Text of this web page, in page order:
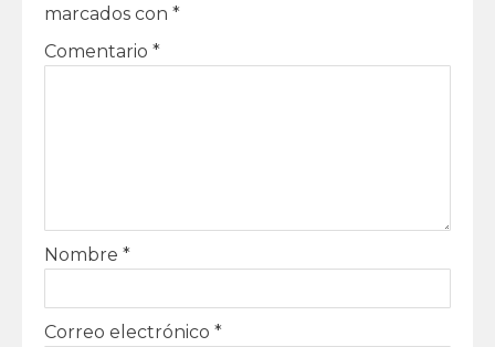
marcados con *
Comentario *
Nombre *
Correo electrónico *